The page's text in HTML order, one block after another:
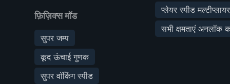
फ़िज़िक्स मॉड
सुपर जम्प
कूद ऊंचाई गुणक
सुपर वॉकिंग स्पीड
प्लेयर स्पीड मल्टीप्लायर
सभी क्षमताएं अनलॉक